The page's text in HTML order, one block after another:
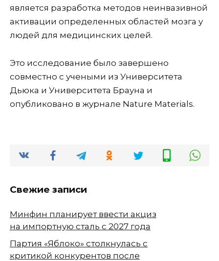
является разработка методов неинвазивной
активации определенных областей мозга у
людей для медицинских целей.
Это исследование было завершено
совместно с учеными из Университета
Дьюка и Университета Брауна и
опубликовано в журнале Nature Materials.
Свежие записи
Минфин планирует ввести акциз
на импортную сталь с 2027 года
Партия «Яблоко» столкнулась с
критикой конкурентов после